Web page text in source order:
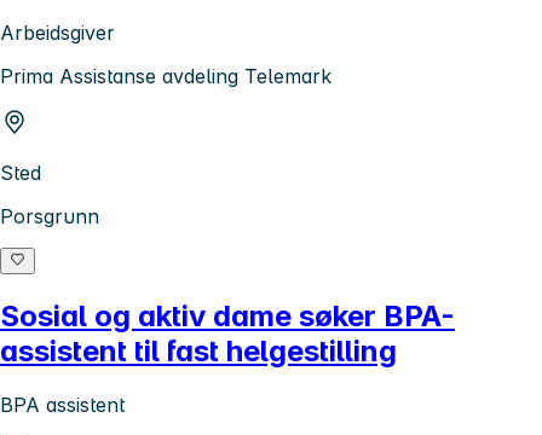
Arbeidsgiver
Prima Assistanse avdeling Telemark
Sted
Porsgrunn
Sosial og aktiv dame søker BPA-
assistent til fast helgestilling
BPA assistent